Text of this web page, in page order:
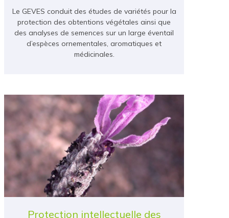
Le GEVES conduit des études de variétés pour la
protection des obtentions végétales ainsi que
des analyses de semences sur un large éventail
d’espèces ornementales, aromatiques et
médicinales.
Protection intellectuelle des